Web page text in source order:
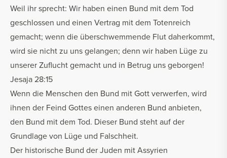
Weil ihr sprecht: Wir haben einen Bund mit dem Tod
geschlossen und einen Vertrag mit dem Totenreich
gemacht; wenn die überschwemmende Flut daherkommt,
wird sie nicht zu uns gelangen; denn wir haben Lüge zu
unserer Zuflucht gemacht und in Betrug uns geborgen!
Jesaja 28:15
Wenn die Menschen den Bund mit Gott verwerfen, wird
ihnen der Feind Gottes einen anderen Bund anbieten,
den Bund mit dem Tod. Dieser Bund steht auf der
Grundlage von Lüge und Falschheit.
Der historische Bund der Juden mit Assyrien